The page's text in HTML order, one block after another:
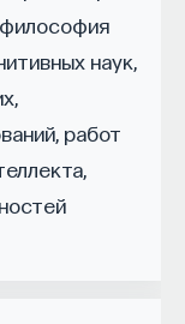
наук,
работ
доктор
политической
основе
культуры
действий